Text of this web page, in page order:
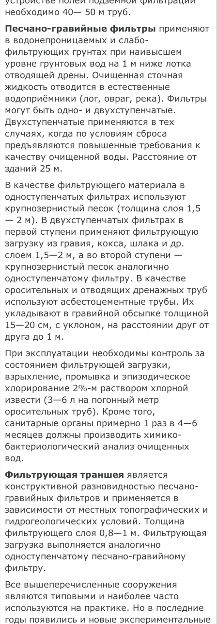
необходимо 40— 50 м труб.
Песчано-гравийные фильтры применяют
в водонепроницаемых и слабо-
фильтрующих грунтах при наивысшем
уровне грунтовых вод на 1 м ниже лотка
отводящей дрены. Очищенная сточная
жидкость отводится в естественные
водоприёмники (лог, овраг, река). Фильтры
могут быть одно- и двухступенчатые.
Двухступенчатые применяются в тех
случаях, когда по условиям сброса
предъявляются повышенные требования к
качеству очищенной воды. Расстояние от
зданий 25 м.
В качестве фильтрующего материала в
одноступенчатых фильтрах используют
крупнозернистый песок (толщина слоя 1,5
— 2 м). В двухступенчатых фильтрах в
первой ступени применяют фильтрующую
загрузку из гравия, кокса, шлака и др.
слоем 1,5—2 м, а во второй ступени —
крупнозернистый песок аналогично
одноступенчатому фильтру. В качестве
оросительных и отводящих дренажных труб
используют асбестоцементные трубы. Их
укладывают в гравийной обсыпке толщиной
15—20 см, с уклоном, на расстоянии друг от
друга до 1 м.
При эксплуатации необходимы контроль за
состоянием фильтрующей загрузки,
взрыхление, промывка и эпизодическое
хлорирование 2%-м раствором хлорной
извести (3—6 л на погонный метр
оросительных труб). Кроме того,
санитарные органы примерно 1 раз в 4—6
месяцев должны производить химико-
бактериологический анализ очищенных
вод.
Фильтрующая траншея является
конструктивной разновидностью песчано-
гравийных фильтров и применяется в
зависимости от местных топографических и
гидрогеологических условий. Толщина
фильтрующего слоя 0,8—1 м. Фильтрующая
загрузка выполняется аналогично
одноступенчатому песчано-гравийному
фильтру.
Все вышеперечисленные сооружения
являются типовыми и наиболее часто
используются на практике. Но в последние
годы появились и новые экспериментальные